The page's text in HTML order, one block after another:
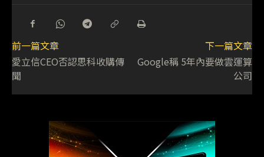
前一篇文章
愛立信CEO否認思科收購傳
聞
下一篇文章
Google稱 5年內要做雲運算
公司